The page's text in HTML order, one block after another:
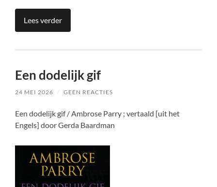
Lees verder
Een dodelijk gif
24 MEI 2026 / GEEN REACTIES
Een dodelijk gif / Ambrose Parry ; vertaald [uit het
Engels] door Gerda Baardman